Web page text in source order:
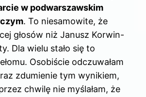
w podwarszawskim
. To niesamowite, że
głosów niż Janusz Korwin-
Dla wielu stało się to
Osobiście odczuwałam
zdumienie tym wynikiem,
chwilę nie myślałam, że